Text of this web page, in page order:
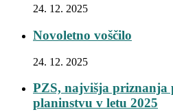
24. 12. 2025
Novoletno voščilo
24. 12. 2025
PZS, najvišja priznanja
planinstvu v letu 2025